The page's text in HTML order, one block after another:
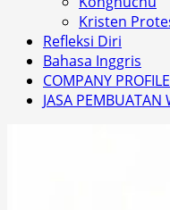
Kristen
Refleksi Diri
Bahasa Inggris
COMPANY
JASA PEMBUATAN